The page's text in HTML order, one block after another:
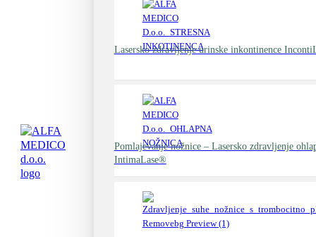
Lasersko zdravljenje urinske inkontinence
Pomlajevanje nožnice – Lasersko zdravljenje
IntimaLase®